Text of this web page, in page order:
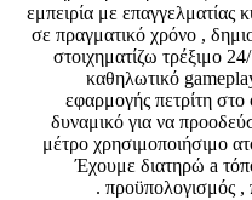
εμπειρία με επαγγελματίας
σε πραγματικό χρόνο ,
στοιχηματίζω τρέξιμο
καθηλωτικό
εφαρμογής πετρίτη
δυναμικό για να
μέτρο χρησιμοποιήσιμο
Έχουμε διατηρώ a
προϋπολογισμός ,